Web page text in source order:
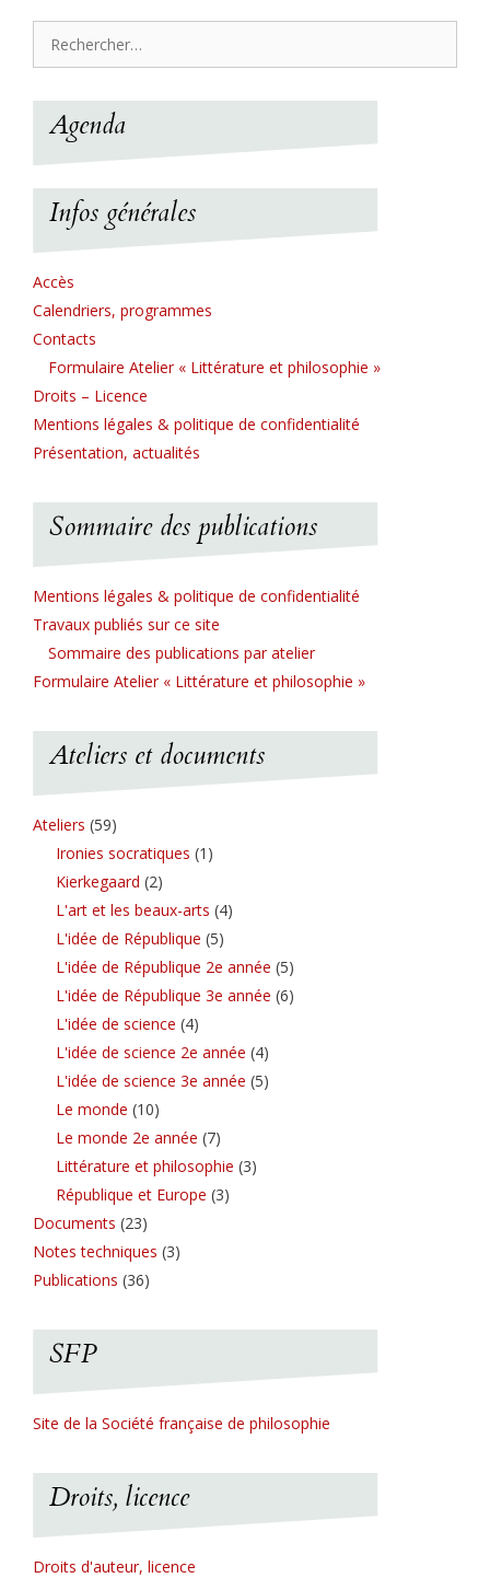
Agenda
Infos générales
Accès
Calendriers, programmes
Contacts
Formulaire Atelier « Littérature et philosophie »
Droits – Licence
Mentions légales & politique de confidentialité
Présentation, actualités
Sommaire des publications
Mentions légales & politique de confidentialité
Travaux publiés sur ce site
Sommaire des publications par atelier
Formulaire Atelier « Littérature et philosophie »
Ateliers et documents
Ateliers (59)
Ironies socratiques (1)
Kierkegaard (2)
L'art et les beaux-arts (4)
L'idée de République (5)
L'idée de République 2e année (5)
L'idée de République 3e année (6)
L'idée de science (4)
L'idée de science 2e année (4)
L'idée de science 3e année (5)
Le monde (10)
Le monde 2e année (7)
Littérature et philosophie (3)
République et Europe (3)
Documents (23)
Notes techniques (3)
Publications (36)
SFP
Site de la Société française de philosophie
Droits, licence
Droits d'auteur, licence